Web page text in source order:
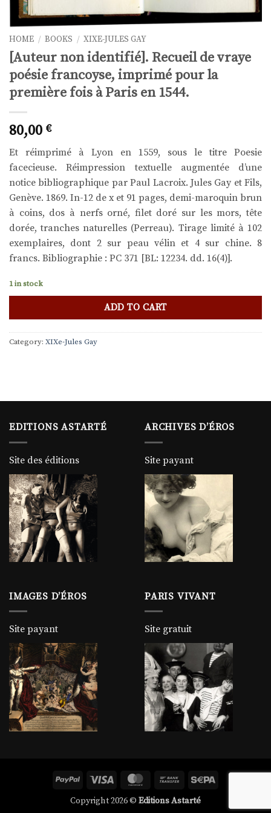
HOME / BOOKS / XIXE-JULES GAY
[Auteur non identifié]. Recueil de vraye
poésie francoyse, imprimé pour la
première fois à Paris en 1544.
80,00 €
Et réimprimé à Lyon en 1559, sous le titre Poesie
facecieuse. Réimpression textuelle augmentée d’une
notice bibliographique par Paul Lacroix. Jules Gay et Fils,
Genève. 1869. In-12 de x et 91 pages, demi-maroquin brun
à coins, dos à nerfs orné, filet doré sur les mors, tête
dorée, tranches naturelles (Perreau). Tirage limité à 102
exemplaires, dont 2 sur peau vélin et 4 sur chine. 8
francs. Bibliographie : PC 371 [BL: 12234. dd. 16(4)].
1 in stock
ADD TO CART
Category: XIXe-Jules Gay
EDITIONS ASTARTÉ
Site des éditions
ARCHIVES D’ÉROS
Site payant
IMAGES D’ÉROS
Site payant
PARIS VIVANT
Site gratuit
PayPal Visa MasterCardBank
Copyright 2026 © Editions Astarté